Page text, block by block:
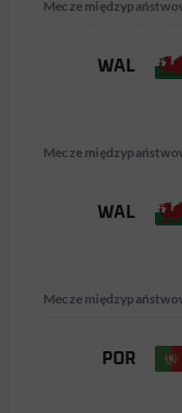
Mecze
WAL
Mecze
WAL
Mecze
POR